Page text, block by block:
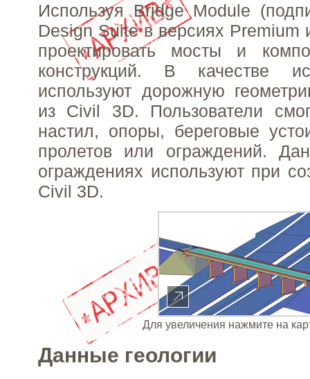
Используя Bridge Module
Design Suite в версиях
проектировать мосты и
конструкций. В качестве
используют дорожную
из Civil 3D. Пользователи
настил, опоры, береговые
пролетов или ограждений.
ограждениях используют при
Civil 3D.
Для увеличения нажмите на
Данные геологии